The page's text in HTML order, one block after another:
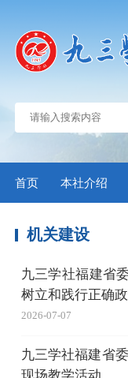
首页 本社介绍
机关建设
九三学社福建省
树立和践行正确
2026-07-07
九三学社福建省